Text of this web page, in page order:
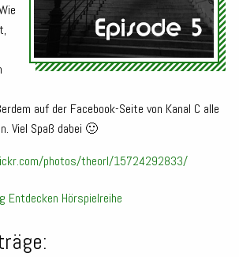
auf der Facebook-Seite von Kanal C alle
Viel Spaß dabei 🙂
photos/theorl/15724292833/
Entdecken Hörspielreihe